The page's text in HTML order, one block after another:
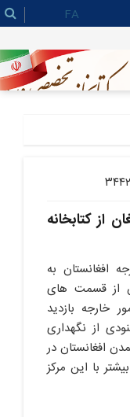
FA
از کتابخانه
افغانستان به
از قسمت های
خارجه بازدید
از نگهداری
افغانستان در
با این مرکز